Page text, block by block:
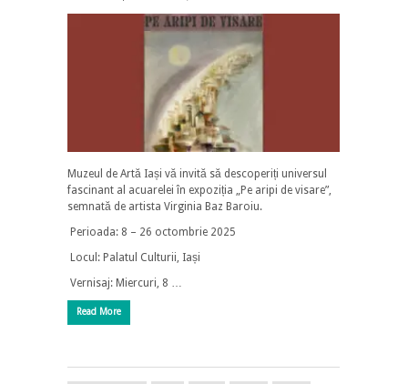
Muzeul de Artă Iași vă invită să descoperiți universul
fascinant al acuarelei în expoziția „Pe aripi de visare”,
semnată de artista Virginia Baz Baroiu.
Perioada: 8 – 26 octombrie 2025
Locul: Palatul Culturii, Iași
Vernisaj: Miercuri, 8 …
Read More